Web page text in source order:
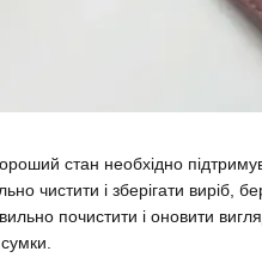
стан необхідно
чистити і зберігати виріб,
почистити і оновити